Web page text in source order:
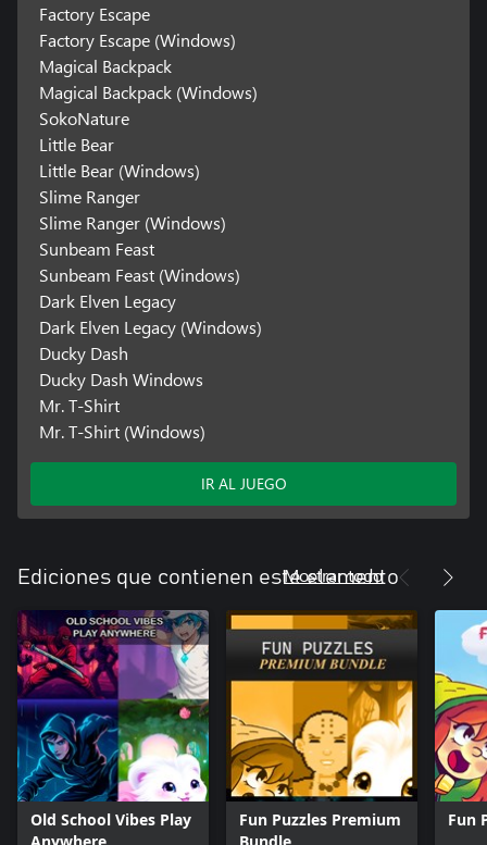
Factory Escape
Factory Escape (Windows)
Magical Backpack
Magical Backpack (Windows)
SokoNature
Little Bear
Little Bear (Windows)
Slime Ranger
Slime Ranger (Windows)
Sunbeam Feast
Sunbeam Feast (Windows)
Dark Elven Legacy
Dark Elven Legacy (Windows)
Ducky Dash
Ducky Dash Windows
Mr. T-Shirt
Mr. T-Shirt (Windows)
IR AL JUEGO
Ediciones que contienen este elemento
Mostrar todo
Old School Vibes Play
Fun Puzzles Premium
Fun